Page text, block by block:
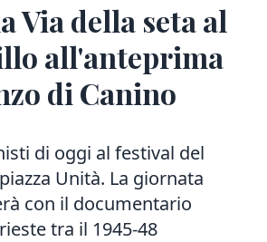
Via della seta al
all'anteprima
di Canino
di oggi al festival del
Unità. La giornata
con il documentario
tra il 1945-48